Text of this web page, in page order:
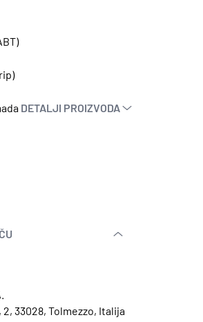
DETALJI PROIZVODA
33028, Tolmezzo, Italija